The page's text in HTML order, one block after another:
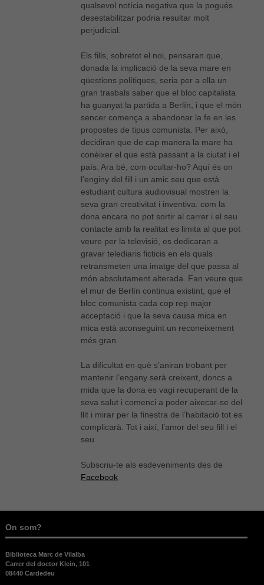
qualsevol notícia negativa que la pogués
desestabilitzar podria resultar molt
perjudicial.
Els fills, sobretot el noi, pensaran que,
donada la implicació de la seva mare en
qüestions polítiques, seria per a ella un
gran trasbals saber que el bloc capitalista
ha guanyat la partida a Berlín, i que el món
sencer comença a abandonar la fe en les
propostes de tipus comunista. Per això,
decidiran que de cap manera la mare ha
conèixer el que està passant a la ciutat i el
país. Ara bé, com ocultar-ho? Aquí és on
l’enginy del fill i un amic seu que està
estudiant cultura audiovisual mostren la
seva gran creativitat i inventiva: com la
dona encara no pot sortir al carrer i el seu
contacte amb la realitat es limita al que pot
veure per la televisió, es dedicaran a
gravar telediaris ficticis en els quals
retransmeten una imatge del que passa al
món absolutament alterada. Fan veure que
el mur de Berlín continua existint, que el
bloc comunista cada cop rep major
acceptació i que la seva causa mica en
mica està aconseguint un reconeixement
més gran.
La dificultat en què s’aniran trobant per
mantenir l’engany serà creixent, doncs a
mida que la dona es vagi recuperant de la
seva salut i comenci a poder aixecar-se del
llit i mirar per la finestra de l’habitació tot es
complicarà. Tot i així, l’amor del seu fill i el
seu
Subscriu-te als esdeveniments des de
Facebook
On som?
Biblioteca Marc de Vilalba
Carrer del doctor Klein, 101
08440 Cardedeu
cookies no
són
opcionals,
són
necessàries
per al bon
funcionament
necessitem